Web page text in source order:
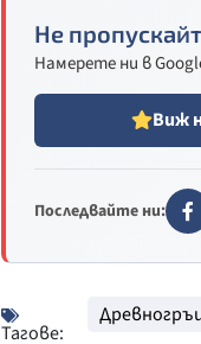
Не
Намерете ни в
Виж
Последвайте ни:
Тагове: